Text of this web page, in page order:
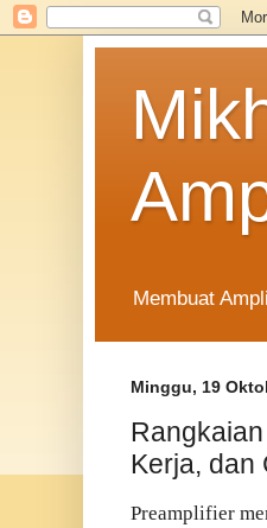
Membuat
Minggu, 19
Kerja, dan
Preamplifier